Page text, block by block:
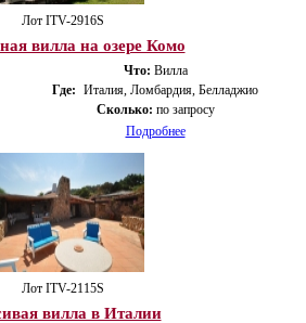
Лот ITV-2916S
вилла на озере Комо
Что: Вилла
Где: Италия, Ломбардия, Белладжио
Сколько: по запросу
Подробнее
Лот ITV-2115S
вилла в Италии